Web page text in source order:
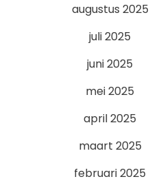
augustus 2025
juli 2025
juni 2025
mei 2025
april 2025
maart 2025
februari 2025